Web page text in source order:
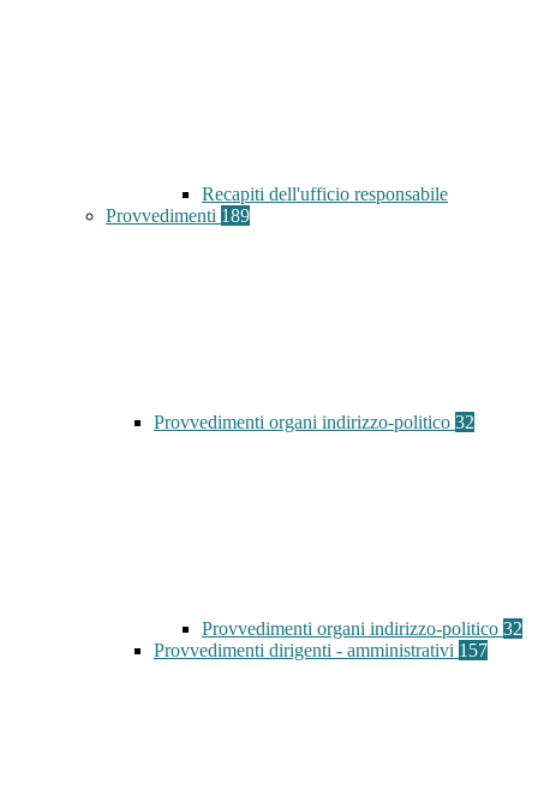
Recapiti dell'ufficio responsabile
Provvedimenti 189
Provvedimenti organi indirizzo-politico 32
Provvedimenti organi indirizzo-politico 32
Provvedimenti dirigenti - amministrativi 157